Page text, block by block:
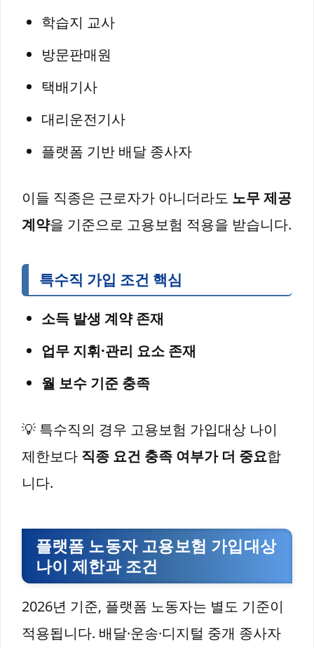
학습지 교사
방문판매원
택배기사
대리운전기사
플랫폼 기반 배달 종사자
이들 직종은 근로자가 아니더라도 노무 제공
계약을 기준으로 고용보험 적용을 받습니다.
특수직 가입 조건 핵심
소득 발생 계약 존재
업무 지휘·관리 요소 존재
월 보수 기준 충족
💡 특수직의 경우 고용보험 가입대상 나이
제한보다 직종 요건 충족 여부가 더 중요합
니다.
플랫폼 노동자 고용보험 가입대상
나이 제한과 조건
2026년 기준, 플랫폼 노동자는 별도 기준이
적용됩니다. 배달·운송·디지털 중개 종사자